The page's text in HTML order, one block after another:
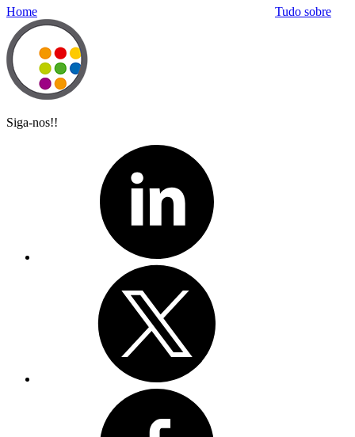
Home Tudo sobre
Siga-nos!!